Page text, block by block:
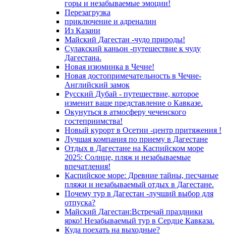
горы и незабываемые эмоции!
Перезагрузка
приключение и адреналин
Из Казани
Майский Дагестан -чудо природы!
Сулакский каньон -путешествие к чуду
Дагестана.
Новая изюминка в Чечне!
Новая достопримечательность в Чечне-
Английский замок
Русский Дубай - путешествие, которое
изменит ваше представление о Кавказе.
Окунуться в атмосферу чеченского
гостеприимства!
Новый курорт в Осетии -центр притяжения !
Лучшая компания по приему в Дагестане
Отдых в Дагестане на Каспийском море
2025: Солнце, пляж и незабываемые
впечатления!
Каспийское море: Древние тайны, песчаные
пляжи и незабываемый отдых в Дагестане.
Почему тур в Дагестан -лучший выбор для
отпуска?
Майский Дагестан:Встречай праздники
ярко! Незабываемый тур в Сердце Кавказа.
Куда поехать на выходные?